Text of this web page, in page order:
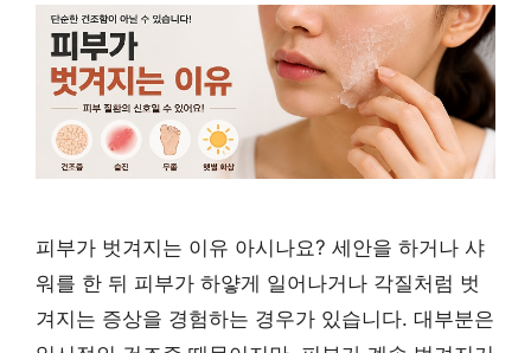
피부가 벗겨지는 이유 아시나요? 세안을 하거나 샤
워를 한 뒤 피부가 하얗게 일어나거나 각질처럼 벗
겨지는 증상을 경험하는 경우가 있습니다. 대부분은